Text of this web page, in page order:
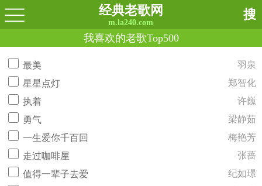
经典老歌网
m.la240.com
搜
我喜欢的老歌Top500
最美
羽泉
星星点灯
郑智化
执着
许巍
勇气
梁静茹
一生爱你千百回
梅艳芳
走过咖啡屋
张蔷
值得一辈子去爱
纪如璟